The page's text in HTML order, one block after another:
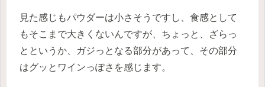
見た感じもパウダーは小さそうですし、食感として
もそこまで大きくないんですが、ちょっと、ざらっ
とというか、ガジっとなる部分があって、その部分
はグッとワインっぽさを感じます。